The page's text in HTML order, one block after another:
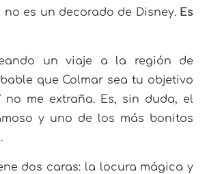
no es un decorado de Disney. Es
un viaje a la región de
que Colmar sea tu objetivo
no me extraña. Es, sin duda, el
y uno de los más bonitos
dos caras: la locura mágica y